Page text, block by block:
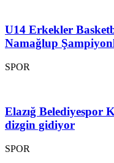
U14 Erkekler
Namağlup
SPOR
Elazığ Belediyespor
dizgin gidiyor
SPOR